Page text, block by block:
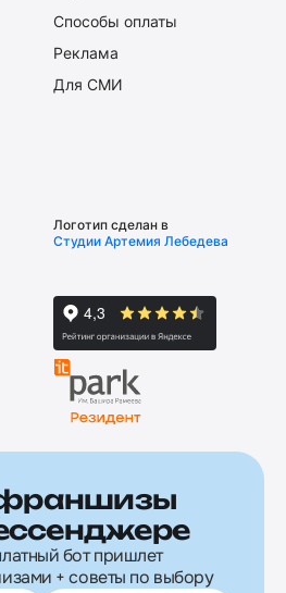
Способы оплаты
Реклама
Для СМИ
Логотип сделан в
Студии Артемия Лебедева
бот пришлет
+ советы по выбору